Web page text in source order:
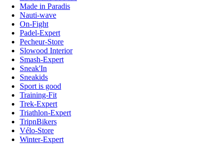
Made in Paradis
Nauti-wave
On-Fight
Padel-Expert
Pecheur-Store
Slowood Interior
Smash-Expert
Sneak'In
Sneakids
Sport is good
Training-Fit
Trek-Expert
Triathlon-Expert
TripnBikers
Vélo-Store
Winter-Expert